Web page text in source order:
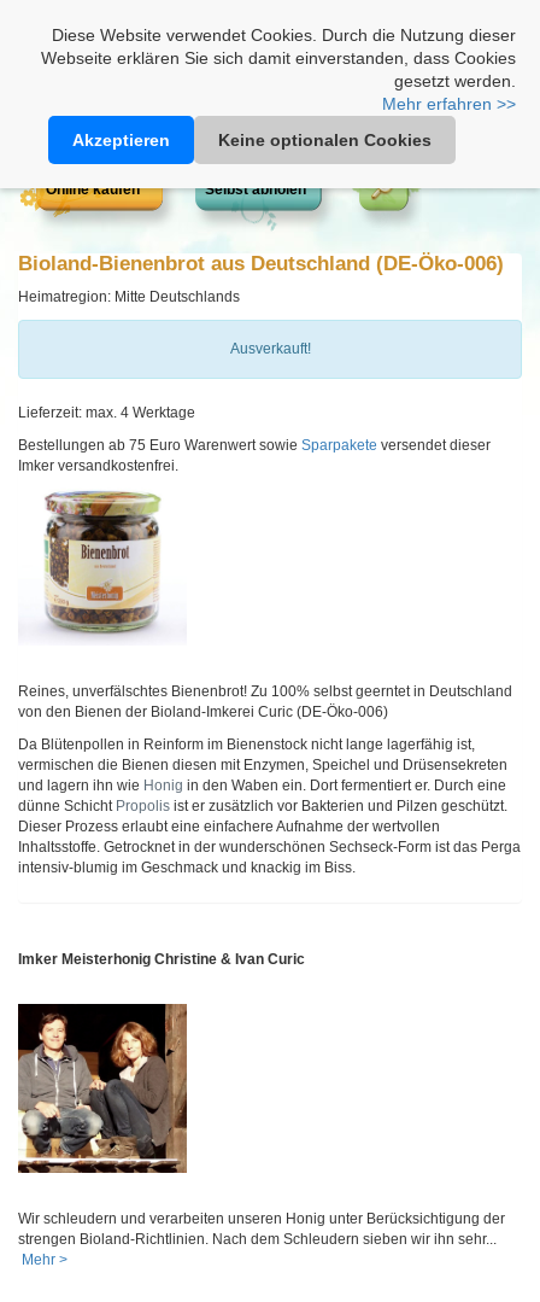
Diese Website verwendet Cookies. Durch die Nutzung dieser
Webseite erklären Sie sich damit einverstanden, dass Cookies
gesetzt werden.
Mehr erfahren >>
Akzeptieren
Keine optionalen Cookies
Online kaufen Selbst abholen
Bioland-Bienenbrot aus Deutschland (DE-Öko-006)
Heimatregion: Mitte Deutschlands
Ausverkauft!
Lieferzeit: max. 4 Werktage
Bestellungen ab 75 Euro Warenwert sowie Sparpakete versendet dieser
Imker versandkostenfrei.
Reines, unverfälschtes Bienenbrot! Zu 100% selbst geerntet in Deutschland
von den Bienen der Bioland-Imkerei Curic (DE-Öko-006)
Da Blütenpollen in Reinform im Bienenstock nicht lange lagerfähig ist,
vermischen die Bienen diesen mit Enzymen, Speichel und Drüsensekreten
und lagern ihn wie Honig in den Waben ein. Dort fermentiert er. Durch eine
dünne Schicht Propolis ist er zusätzlich vor Bakterien und Pilzen geschützt.
Dieser Prozess erlaubt eine einfachere Aufnahme der wertvollen
Inhaltsstoffe. Getrocknet in der wunderschönen Sechseck-Form ist das Perga
intensiv-blumig im Geschmack und knackig im Biss.
Imker Meisterhonig Christine & Ivan Curic
Wir schleudern und verarbeiten unseren Honig unter Berücksichtigung der
strengen Bioland-Richtlinien. Nach dem Schleudern sieben wir ihn sehr...
Mehr >